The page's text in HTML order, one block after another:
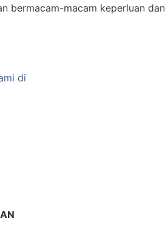
bermacam-macam keperluan dan
di